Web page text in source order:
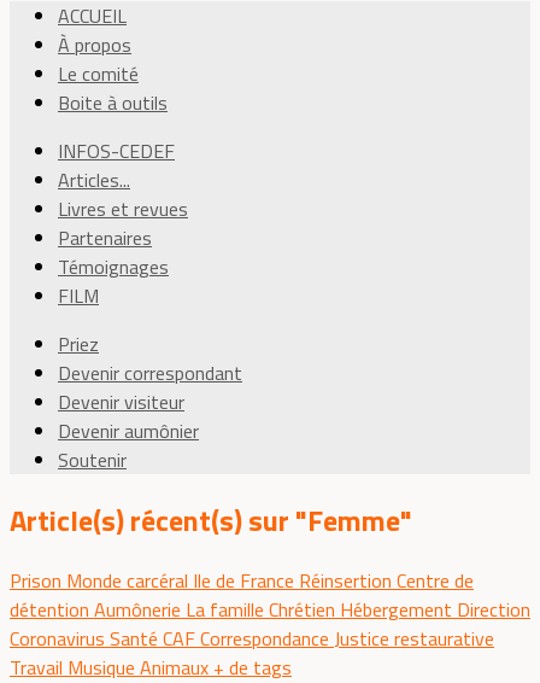
ACCUEIL
À propos
Le comité
Boite à outils
INFOS-CEDEF
Articles...
Livres et revues
Partenaires
Témoignages
FILM
Priez
Devenir correspondant
Devenir visiteur
Devenir aumônier
Soutenir
Article(s) récent(s) sur "Femme"
Prison Monde carcéral Ile de France Réinsertion Centre de
détention Aumônerie La famille Chrétien Hébergement Direction
Coronavirus Santé CAFCorrespondance Justice restaurative
Travail Musique Animaux + de tags